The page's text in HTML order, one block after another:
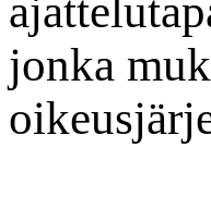
jonka